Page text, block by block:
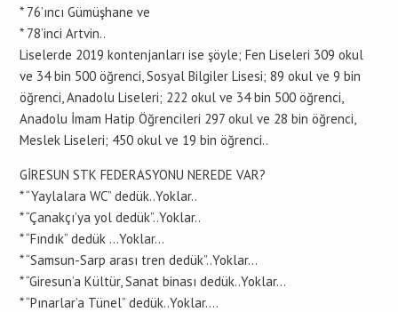
* 76’ıncı Gümüşhane ve
* 78’inci Artvin..
Liselerde 2019 kontenjanları ise şöyle; Fen Liseleri 309 okul
ve 34 bin 500 öğrenci, Sosyal Bilgiler Lisesi; 89 okul ve 9 bin
öğrenci, Anadolu Liseleri; 222 okul ve 34 bin 500 öğrenci,
Anadolu İmam Hatip Öğrencileri 297 okul ve 28 bin öğrenci,
Meslek Liseleri; 450 okul ve 19 bin öğrenci..
GİRESUN STK FEDERASYONU NEREDE VAR?
* “Yaylalara WC” dedük..Yoklar..
* “Çanakçı’ya yol dedük”..Yoklar..
* “Fındık” dedük …Yoklar…
* “Samsun-Sarp arası tren dedük”..Yoklar…
* “Giresun’a Kültür, Sanat binası dedük..Yoklar…
* “Pınarlar’a Tünel” dedük..Yoklar….